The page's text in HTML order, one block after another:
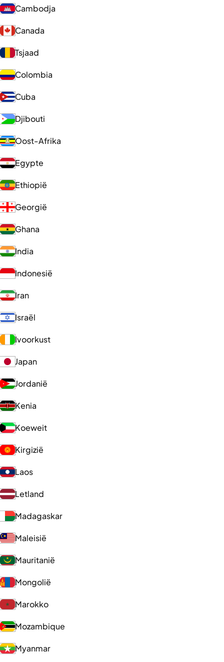
Cambodja
Canada
Tsjaad
Colombia
Cuba
Djibouti
Oost-Afrika
Egypte
Ethiopië
Georgië
Ghana
India
Indonesië
Iran
Israël
Ivoorkust
Japan
Jordanië
Kenia
Koeweit
Kirgizië
Laos
Letland
Madagaskar
Maleisië
Mauritanië
Mongolië
Marokko
Mozambique
Myanmar